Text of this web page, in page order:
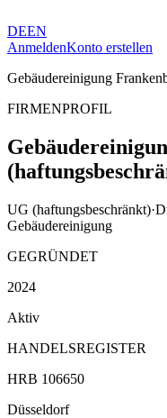
DEEN
AnmeldenKonto erstellen
Gebäudereinigung
FIRMENPROFIL
UG (haftungsbeschränkt)·
Gebäudereinigung
GEGRÜNDET
2024
Aktiv
HANDELSREGISTER
HRB 106650
Düsseldorf